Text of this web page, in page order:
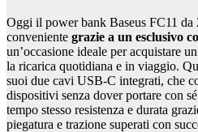
Oggi il power bank Baseus FC11
conveniente grazie a un esclusivo
un’occasione ideale per acquistare
la ricarica quotidiana e in viaggio.
suoi due cavi USB-C integrati, che
dispositivi senza dover portare con
tempo stesso resistenza e durata
piegatura e trazione superati con